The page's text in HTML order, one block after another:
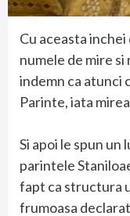
Cu aceasta
numele de mire si
indemn ca atunci
Parinte, iata
Si apoi le spun un
parintele
fapt ca structura
frumoasa